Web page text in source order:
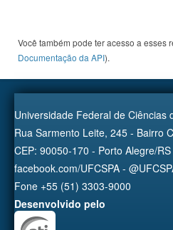
Você também pode ter acesso a esses
Documentação da API).
Universidade Federal de Ciências
Rua Sarmento Leite, 245 - Bairro
CEP: 90050-170 - Porto Alegre/
facebook.com/UFCSPA -
Fone +55 (51) 3303-9000
Desenvolvido pelo